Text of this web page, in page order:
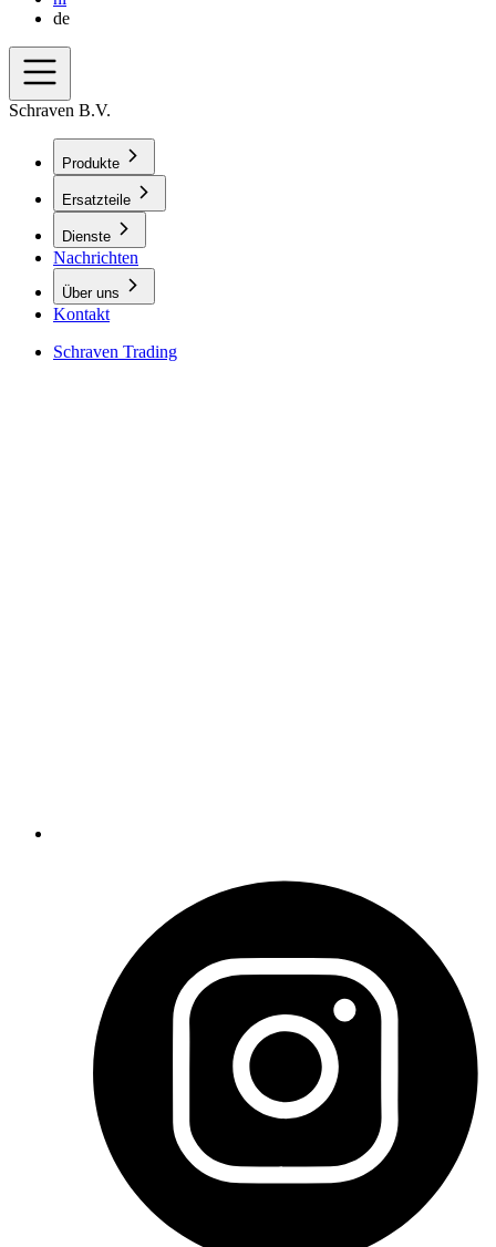
de
Schraven B.V.
Produkte
Ersatzteile
Dienste
Nachrichten
Über uns
Kontakt
Schraven Trading